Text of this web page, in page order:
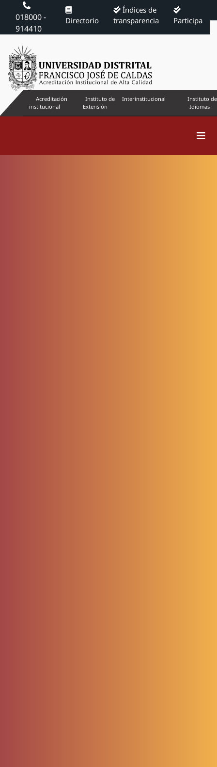
018000 -
914410
Directorio
Índices de
transparencia
Participa
Acreditación
institucional
Instituto de
Extensión
Interinstitucional
Instituto de
Idiomas